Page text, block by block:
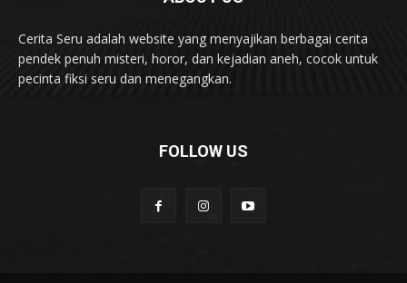
Cerita Seru adalah website yang menyajikan berbagai cerita
pendek penuh misteri, horor, dan kejadian aneh, cocok untuk
pecinta fiksi seru dan menegangkan.
FOLLOW US